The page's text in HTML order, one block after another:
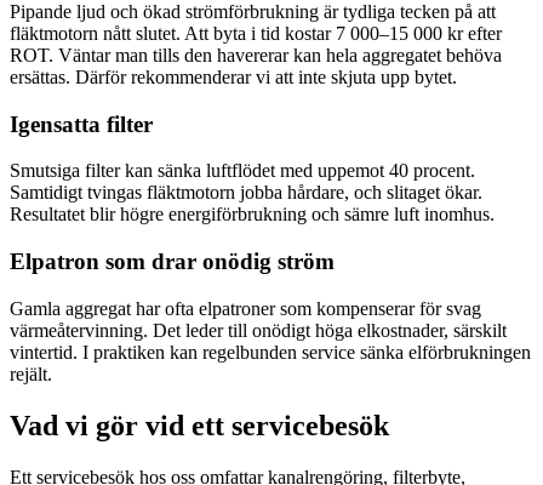
Pipande ljud och ökad strömförbrukning är tydliga tecken på att
fläktmotorn nått slutet. Att byta i tid kostar 7 000–15 000 kr efter
ROT. Väntar man tills den havererar kan hela aggregatet behöva
ersättas. Därför rekommenderar vi att inte skjuta upp bytet.
Igensatta filter
Smutsiga filter kan sänka luftflödet med uppemot 40 procent.
Samtidigt tvingas fläktmotorn jobba hårdare, och slitaget ökar.
Resultatet blir högre energiförbrukning och sämre luft inomhus.
Elpatron som drar onödig ström
Gamla aggregat har ofta elpatroner som kompenserar för svag
värmeåtervinning. Det leder till onödigt höga elkostnader, särskilt
vintertid. I praktiken kan regelbunden service sänka elförbrukningen
rejält.
Vad vi gör vid ett servicebesök
Ett servicebesök hos oss omfattar kanalrengöring, filterbyte,